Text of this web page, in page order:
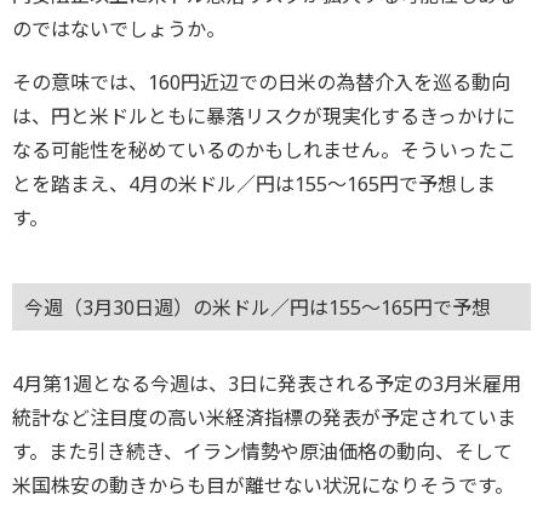
のではないでしょうか。
その意味では、160円近辺での日米の為替介入を巡る動向
は、円と米ドルともに暴落リスクが現実化するきっかけに
なる可能性を秘めているのかもしれません。そういったこ
とを踏まえ、4月の米ドル／円は155～165円で予想しま
す。
今週（3月30日週）の米ドル／円は155～165円で予想
4月第1週となる今週は、3日に発表される予定の3月米雇用
統計など注目度の高い米経済指標の発表が予定されていま
す。また引き続き、イラン情勢や原油価格の動向、そして
米国株安の動きからも目が離せない状況になりそうです。